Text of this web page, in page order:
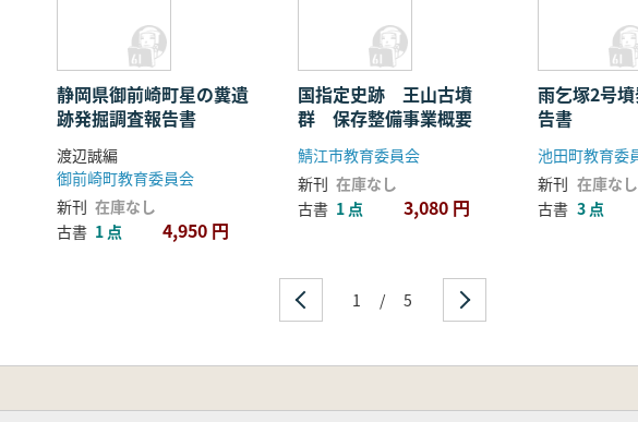
静岡県御前崎町星の糞遺
跡発掘調査報告書
渡辺誠編
御前崎町教育委員会
新刊 在庫なし
古書 1 点 4,950 円
国指定史跡 王山古墳
群 保存整備事業概要
鯖江市教育委員会
新刊 在庫なし
古書 1 点 3,080 円
雨乞塚2号
告書
池田町教育委
新刊 在庫なし
古書 3 点
1 / 5